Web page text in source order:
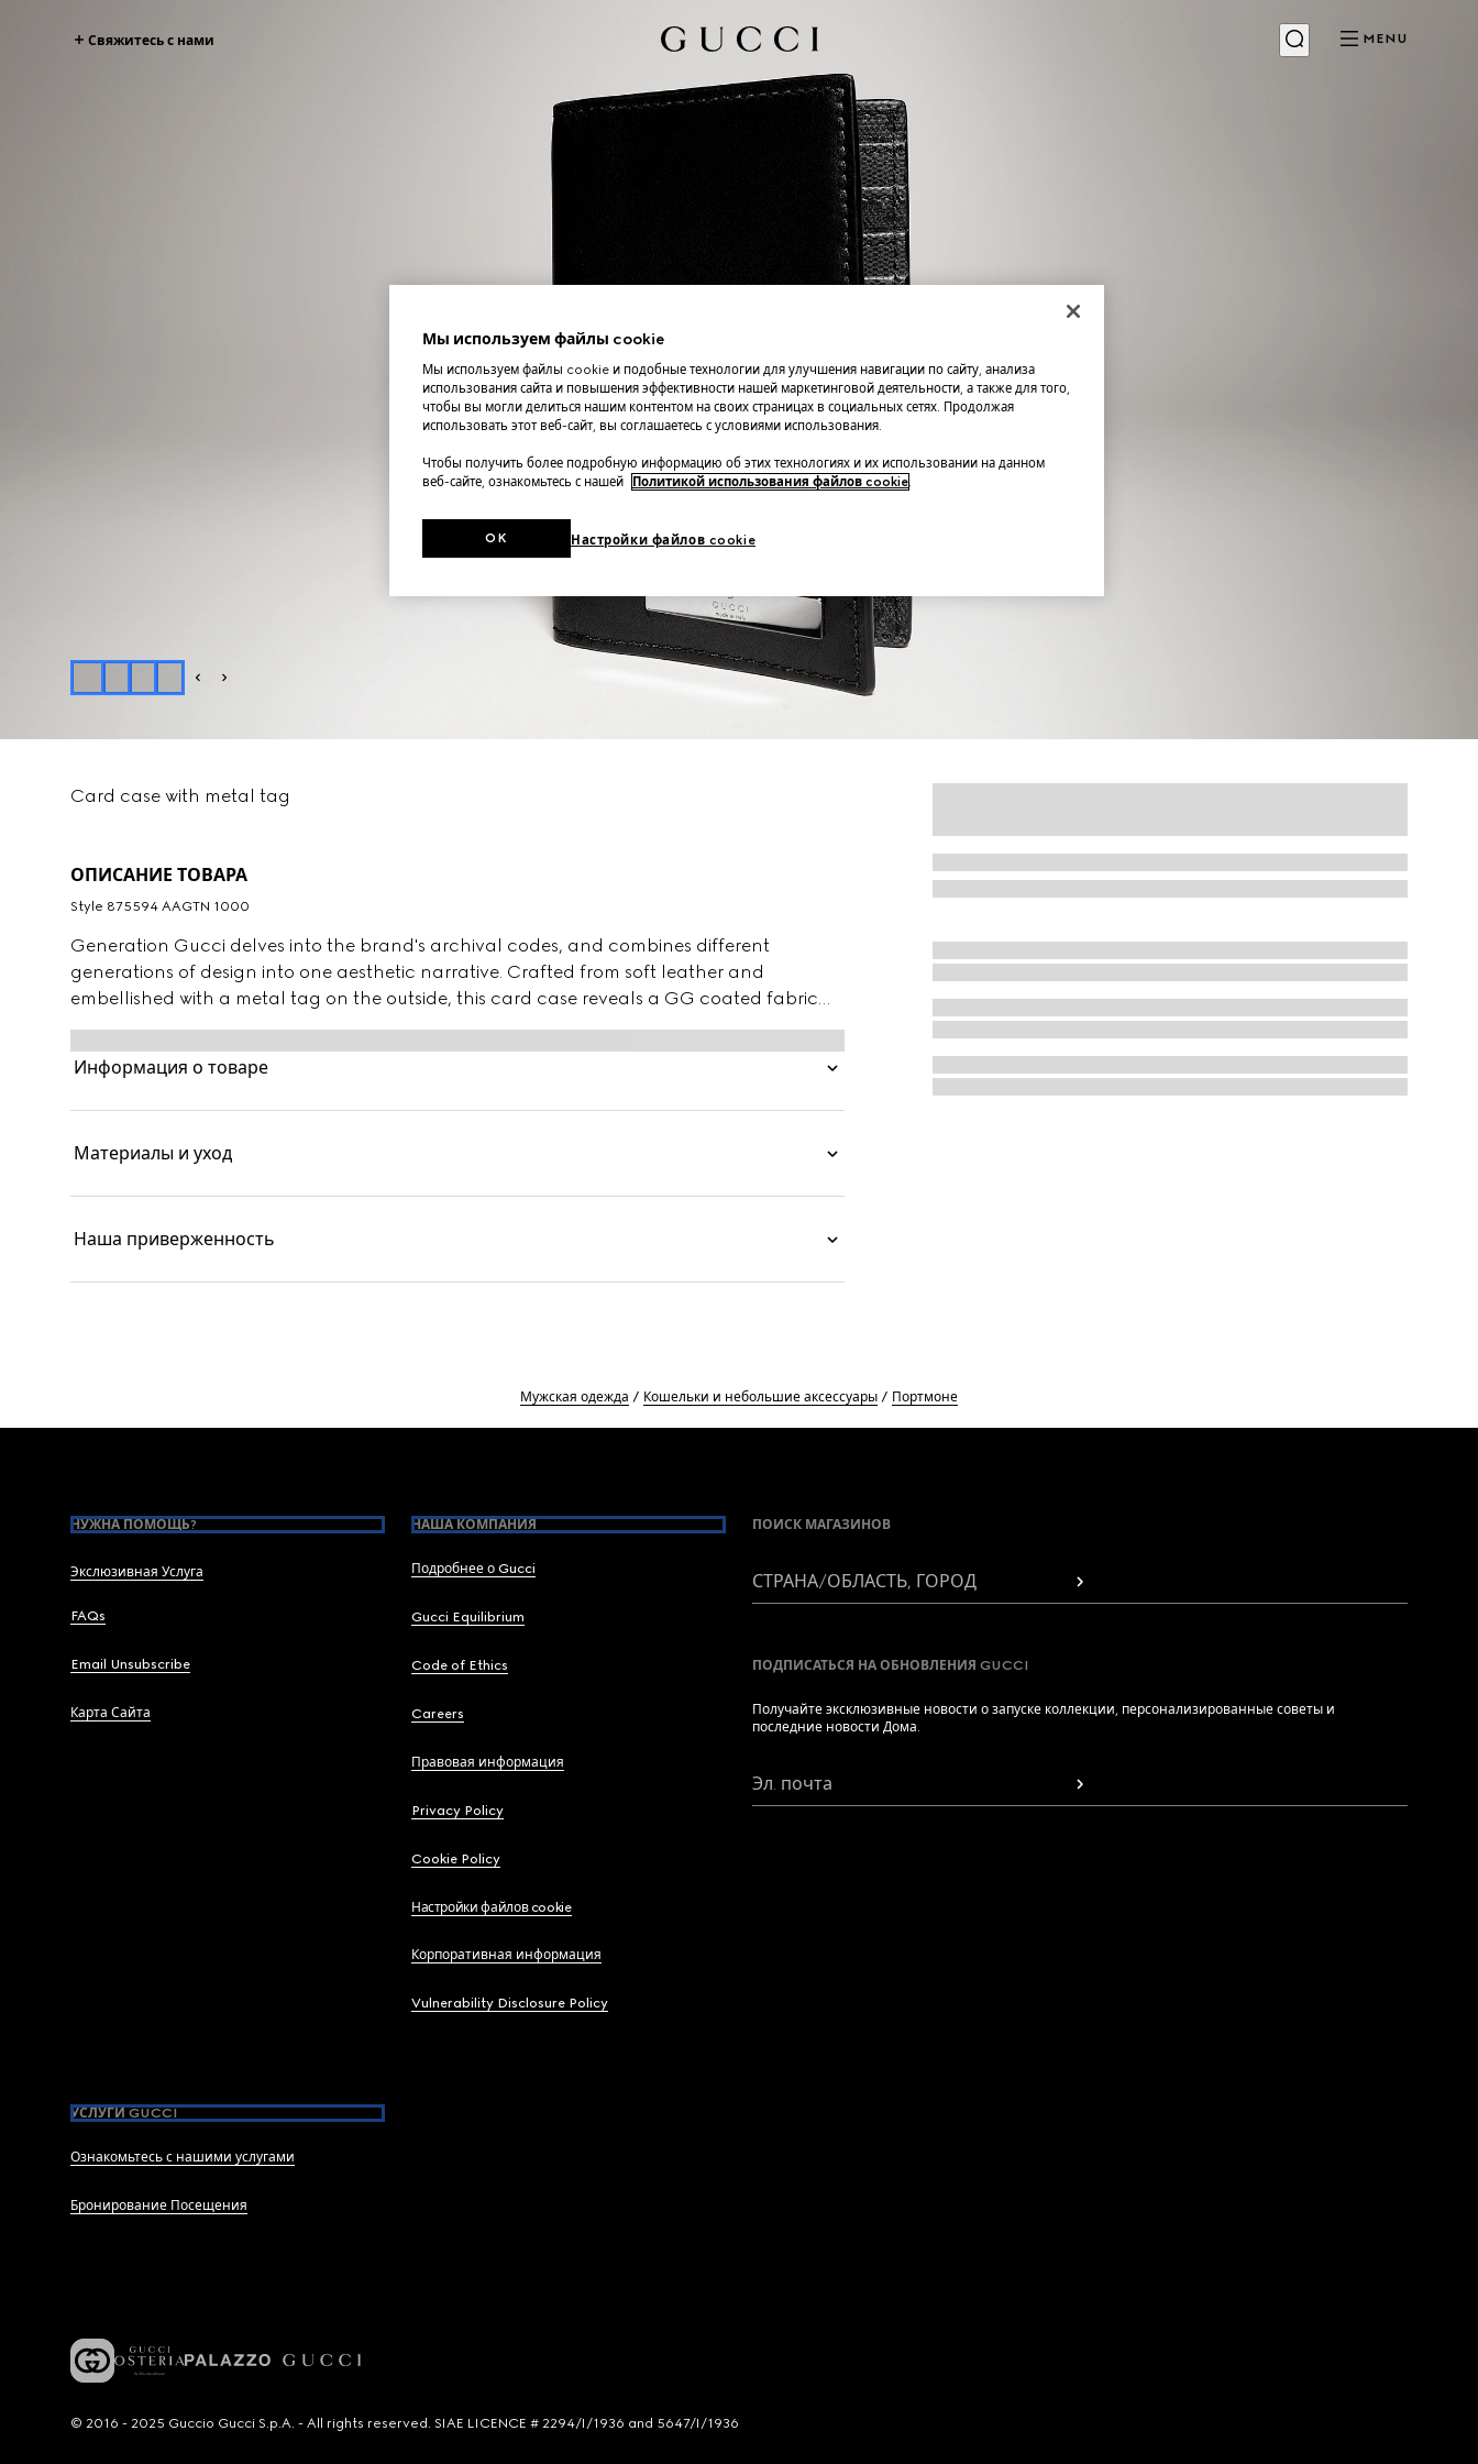
Свяжитесь с нами MENU
Card case with metal tag
ОПИСАНИЕ ТОВАРА
Style ‎875594 AAGTN 1000
Generation Gucci delves into the brand's archival codes, and combines different
generations of design into one aesthetic narrative. Crafted from soft leather and
embellished with a metal tag on the outside, this card case reveals a GG coated fabric
inside for an unexpected touch.
Информация о товаре
Материалы и уход
Наша приверженность
Мужская одежда Кошельки и небольшие аксессуары Портмоне
НУЖНА ПОМОЩЬ?
Экслюзивная Услуга
FAQs
Email Unsubscribe
Карта Сайта
НАША КОМПАНИЯ
Подробнее о Gucci
Gucci Equilibrium
Code of Ethics
Careers
Правовая информация
Privacy Policy
Cookie Policy
Настройки файлов cookie
Корпоративная информация
Vulnerability Disclosure Policy
УСЛУГИ GUCCI
Ознакомьтесь с нашими услугами
Бронирование Посещения
ПОИСК МАГАЗИНОВ
СТРАНА/ОБЛАСТЬ, ГОРОД
ПОДПИСАТЬСЯ НА ОБНОВЛЕНИЯ GUCCI
Получайте эксклюзивные новости о запуске коллекции, персонализированные советы и
последние новости Дома.
Эл. почта
© 2016 - 2025 Guccio Gucci S.p.A. - All rights reserved. SIAE LICENCE # 2294/I/1936 and 5647/I/1936
Мы используем файлы cookie
Мы используем файлы cookie и подобные технологии для улучшения навигации по сайту, анализа
использования сайта и повышения эффективности нашей маркетинговой деятельности, а также для того,
чтобы вы могли делиться нашим контентом на своих страницах в социальных сетях. Продолжая
использовать этот веб-сайт, вы соглашаетесь с условиями использования.
Чтобы получить более подробную информацию об этих технологиях и их использовании на данном
веб-сайте, ознакомьтесь с нашей
Политикой использования файлов cookie.
Настройки файлов cookie
OK